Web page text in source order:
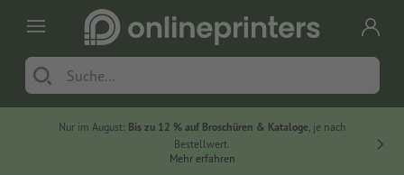
Nur im August: Bis zu 12 % auf Broschüren & Kataloge, je nach
Bestellwert.
Mehr erfahren